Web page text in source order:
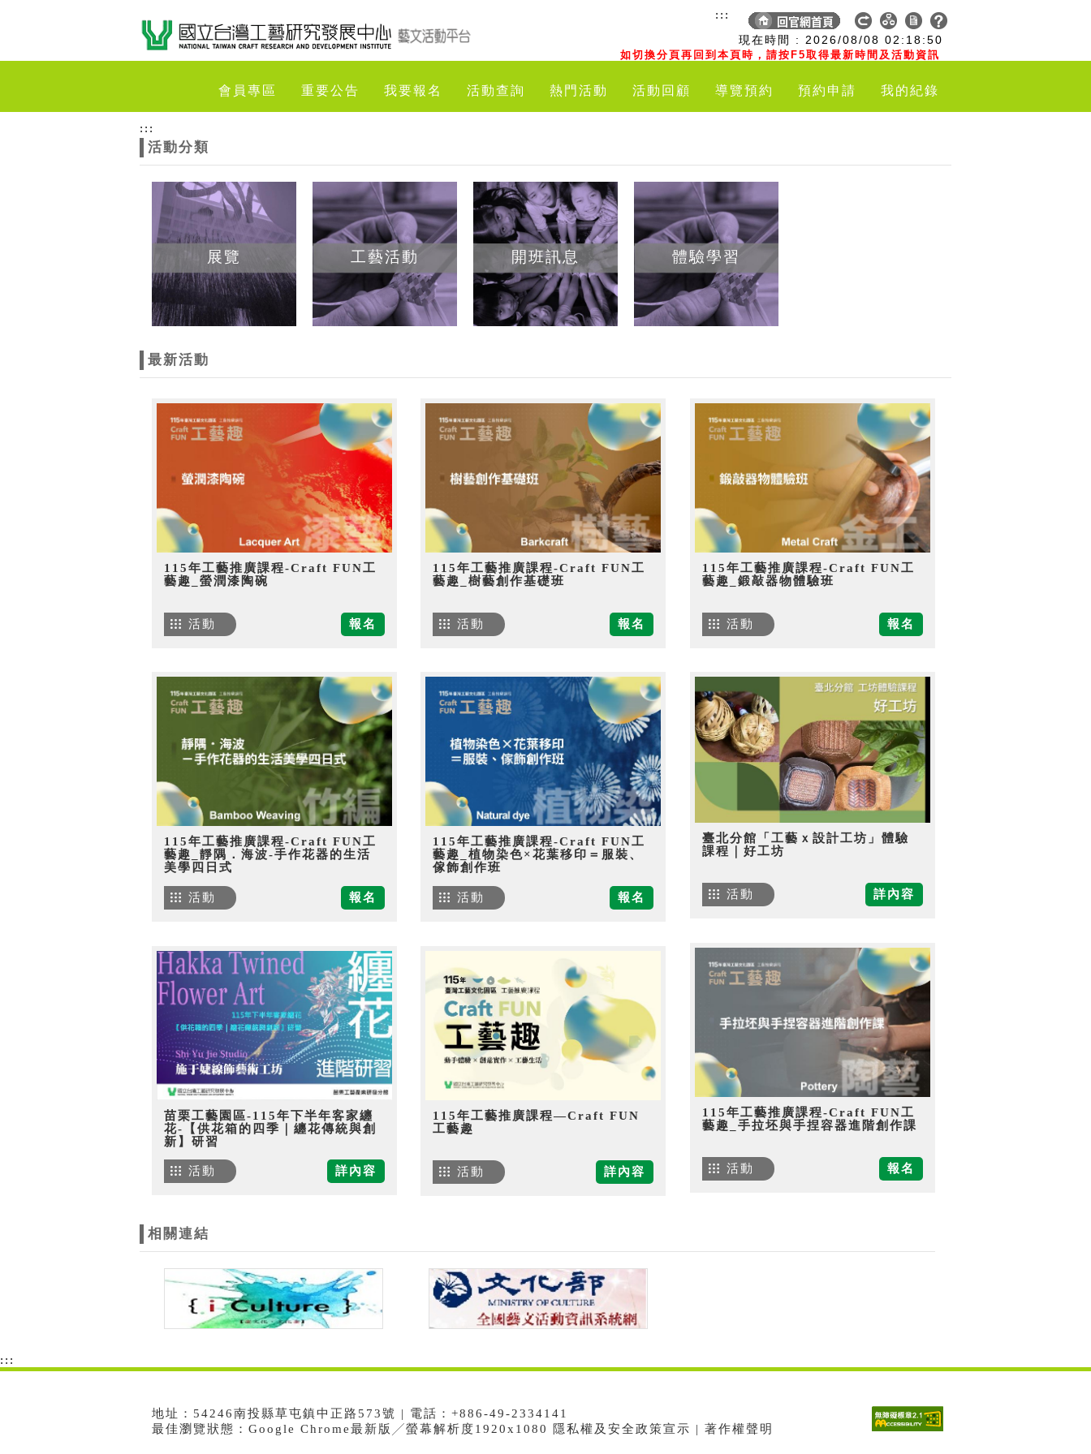
現在時間 : 2026/08/08 02:18:51
如切換分頁再回到本頁時，請按F5取得最新時間及活動資訊
:::
會員專區 重要公告 我要報名 活動查詢 熱門活動 活動回顧 導覽預約 預約申請 我的紀錄
:::
活動分類
展覽 工藝活動 開班訊息 體驗學習
最新活動
115年工藝推廣課程-Craft FUN工
藝趣_螢潤漆陶碗
報名
活動
115年工藝推廣課程-Craft FUN工
藝趣_樹藝創作基礎班
報名
活動
115年工藝推廣課程-Craft FUN工
藝趣_鍛敲器物體驗班
報名
活動
115年工藝推廣課程-Craft FUN工
藝趣_靜隅．海波-手作花器的生活
美學四日式
報名
活動
115年工藝推廣課程-Craft FUN工
藝趣_植物染色×花葉移印＝服裝、
傢飾創作班
報名
活動
臺北分館「工藝ｘ設計工坊」體驗
課程｜好工坊
詳內容
活動
115年工藝推廣課程-Craft FUN工
藝趣_手拉坯與手捏容器進階創作課
報名
活動
苗栗工藝園區-115年下半年客家纏
花-【供花箱的四季｜纏花傳統與創
新】研習
詳內容
活動
115年工藝推廣課程—Craft FUN
工藝趣
詳內容
活動
相關連結
:::
地址：54246南投縣草屯鎮中正路573號 | 電話：+886-49-2334141
最佳瀏覽狀態：Google Chrome最新版╱螢幕解析度1920x1080 隱私權及安全政策宣示 | 著作權聲明